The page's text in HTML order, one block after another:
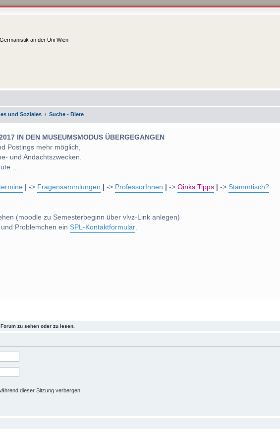
an der Uni Wien
und Soziales Suche - Biete
IN DEN MUSEUMSMODUS ÜBERGEGANGEN
Postings mehr möglich,
und Andachtszwecken.
...
-> Fragensammlungen -> ProfessorInnen -> Oinks Tipps -> Stammtisch?
(moodle zu Semesterbeginn über vlvz-Link anlegen)
Problemchen ein SPL-Kontaktformular.
zu sehen oder zu lesen.
dieser Sitzung verbergen